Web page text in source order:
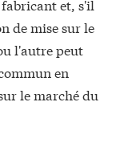
et, s'il
de mise sur le
l'autre peut
en
le marché du